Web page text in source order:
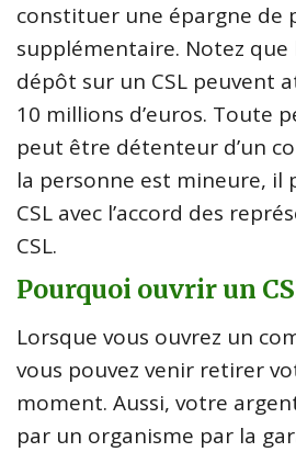
constituer une épargne de
supplémentaire. Notez que
dépôt sur un CSL peuvent
10 millions d’euros. Toute
peut être détenteur d’un
la personne est mineure, il
CSL avec l’accord des
CSL.
Pourquoi ouvrir un
Lorsque vous ouvrez un
vous pouvez venir retirer
moment. Aussi, votre
par un organisme par la